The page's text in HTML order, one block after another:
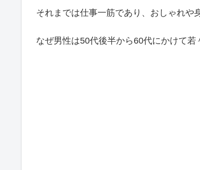
それまでは仕事一筋であり、おしゃれや
なぜ男性は50代後半から60代にかけて若